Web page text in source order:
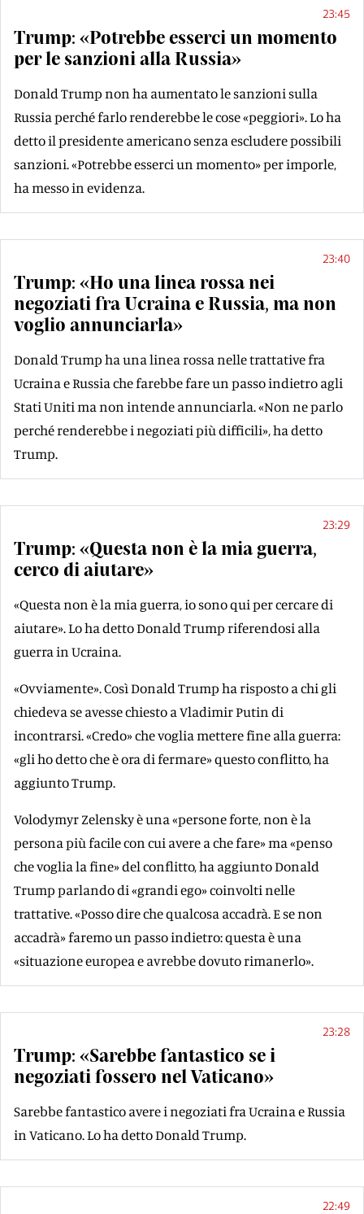
23:45
Trump: «Potrebbe esserci un momento
per le sanzioni alla Russia»
Donald Trump non ha aumentato le sanzioni sulla
Russia perché farlo renderebbe le cose «peggiori». Lo ha
detto il presidente americano senza escludere possibili
sanzioni. «Potrebbe esserci un momento» per imporle,
ha messo in evidenza.
23:40
Trump: «Ho una linea rossa nei
negoziati fra Ucraina e Russia, ma non
voglio annunciarla»
Donald Trump ha una linea rossa nelle trattative fra
Ucraina e Russia che farebbe fare un passo indietro agli
Stati Uniti ma non intende annunciarla. «Non ne parlo
perché renderebbe i negoziati più difficili», ha detto
Trump.
23:29
Trump: «Questa non è la mia guerra,
cerco di aiutare»
«Questa non è la mia guerra, io sono qui per cercare di
aiutare». Lo ha detto Donald Trump riferendosi alla
guerra in Ucraina.
«Ovviamente». Così Donald Trump ha risposto a chi gli
chiedeva se avesse chiesto a Vladimir Putin di
incontrarsi. «Credo» che voglia mettere fine alla guerra:
«gli ho detto che è ora di fermare» questo conflitto, ha
aggiunto Trump.
Volodymyr Zelensky è una «persone forte, non è la
persona più facile con cui avere a che fare» ma «penso
che voglia la fine» del conflitto, ha aggiunto Donald
Trump parlando di «grandi ego» coinvolti nelle
trattative. «Posso dire che qualcosa accadrà. E se non
accadrà» faremo un passo indietro: questa è una
«situazione europea e avrebbe dovuto rimanerlo».
23:28
Trump: «Sarebbe fantastico se i
negoziati fossero nel Vaticano»
Sarebbe fantastico avere i negoziati fra Ucraina e Russia
in Vaticano. Lo ha detto Donald Trump.
22:49